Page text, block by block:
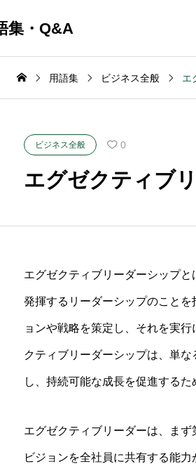
集・Q&A
2025.09.23
銀行交渉の一般的な期
間はどれくらいです
用語集 ビジネス全般 エ
ビジネス全般 0
エグゼクティブ
エグゼクティブリーダーシップ
発揮するリーダーシップのこと
ョンや戦略を策定し、それを実
クティブリーダーシップは、単
し、持続可能な成長を促進するた
エグゼクティブリーダーは、ま
ビジョンを全社員に共有する能